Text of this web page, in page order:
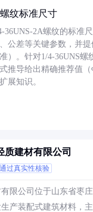
纹标准尺寸
36UNS-2A螺纹的标准
公差等关键参数，并
）。针对1/4-36UNS螺
推导给出精确推荐值
展知识。
质建材有限公司
通过真实性核验
限公司位于山东省枣
产装配式建筑材料，